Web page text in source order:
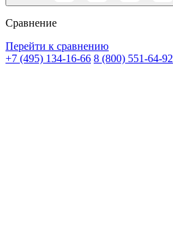
Сравнение
Перейти к сравнению
+7 (495) 134-16-66 8 (800) 551-64-92